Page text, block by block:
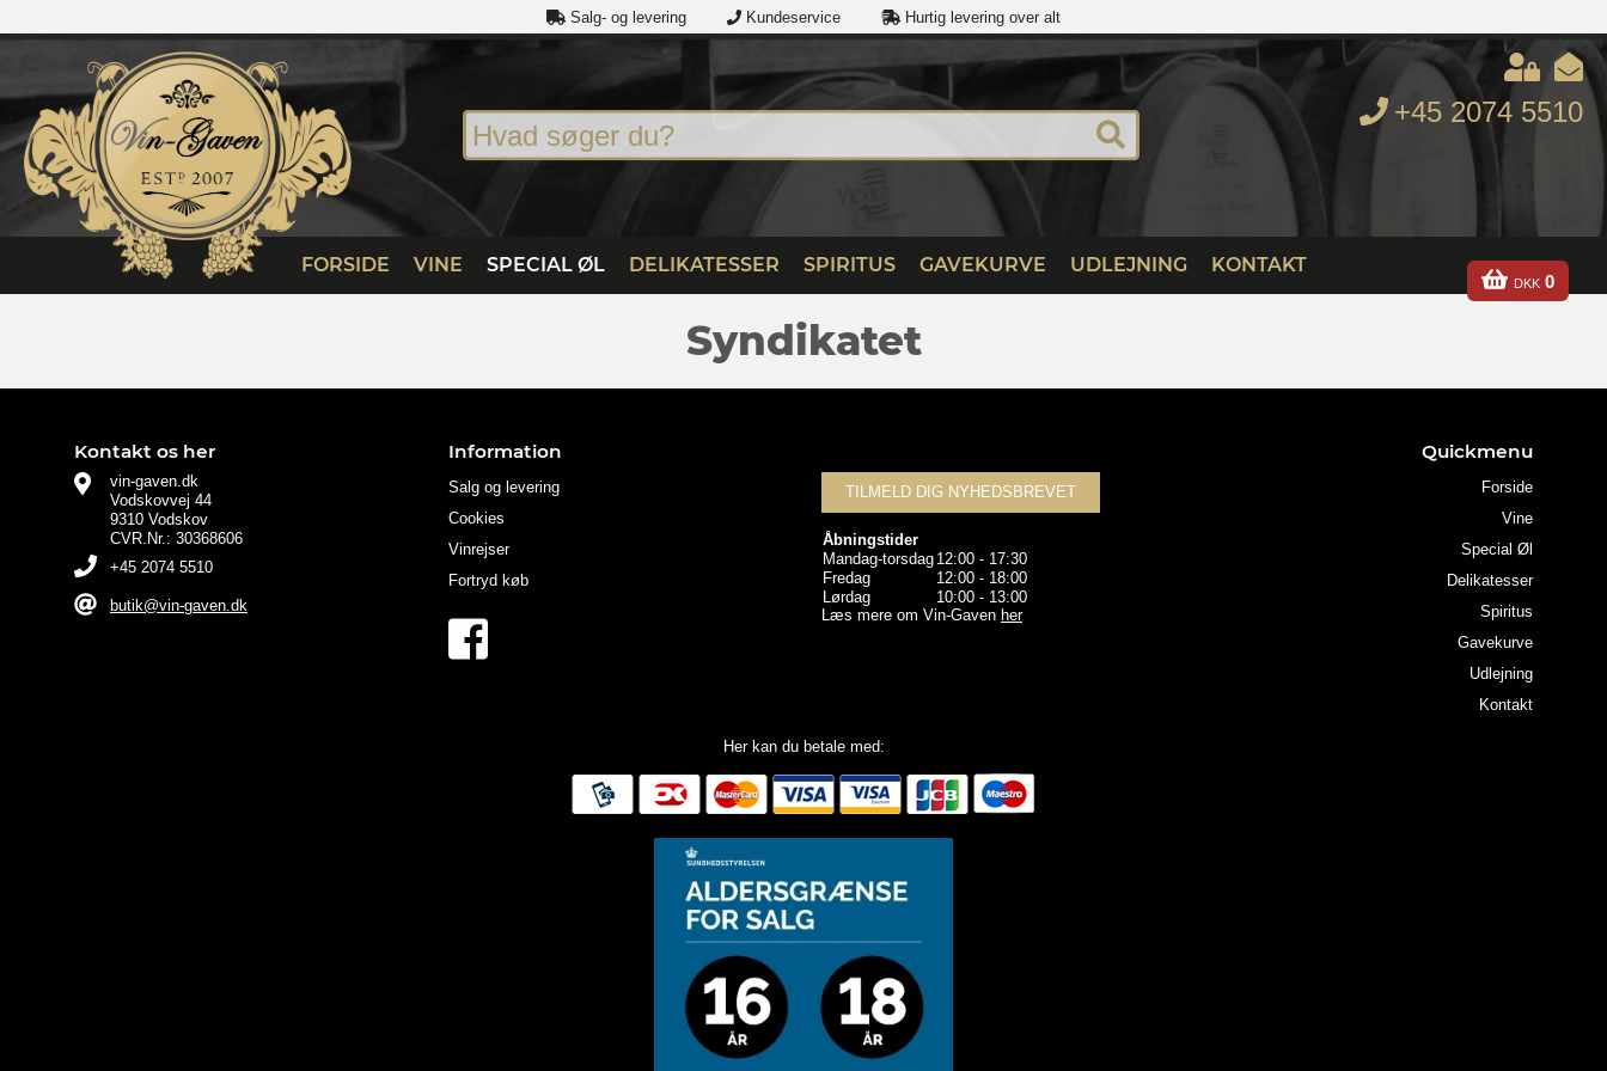
Salg- og levering Kundeservice Hurtig levering over alt
+45 2074 5510
DKK 0
FORSIDE VINE SPECIAL ØL DELIKATESSER SPIRITUS GAVEKURVE UDLEJNING KONTAKT
Syndikatet
Kontakt os her
vin-gaven.dk
Vodskovvej 44
9310 Vodskov
CVR.Nr.: 30368606
+45 2074 5510
butik@vin-gaven.dk
Information
Salg og levering
Cookies
Vinrejser
Fortryd køb
TILMELD DIG NYHEDSBREVET
Åbningstider
Mandag-torsdag 12:00 - 17:30
Fredag
12:00 - 18:00
Lørdag
10:00 - 13:00
Læs mere om Vin-Gaven her
Quickmenu
Forside
Vine
Special Øl
Delikatesser
Spiritus
Gavekurve
Udlejning
Kontakt
Her kan du betale med: